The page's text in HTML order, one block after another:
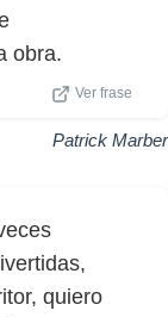
obra.
Ver frase
Patrick Marber
quiero